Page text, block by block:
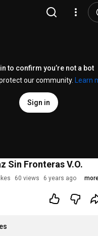
to confirm you’re not a bot
our community.
Learn
Sign in
Sin Fronteras V.O.
60 views 6 years ago